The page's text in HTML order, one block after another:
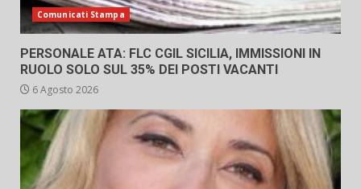
Comunicati Stampa
PERSONALE ATA: FLC CGIL SICILIA, IMMISSIONI IN
RUOLO SOLO SUL 35% DEI POSTI VACANTI
6 Agosto 2026